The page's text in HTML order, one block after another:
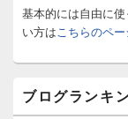
基本的には自由に
い方はこちらのペー
ブログランキ